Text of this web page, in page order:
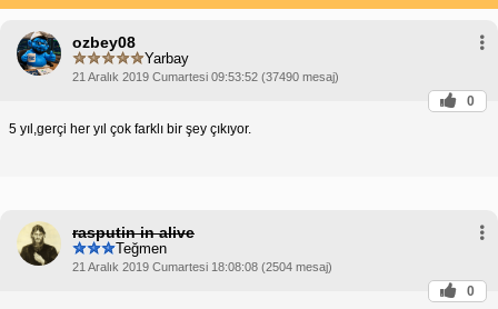
ozbey08
Yarbay
21 Aralık 2019 Cumartesi 09:53:52 (37490 mesaj)
0
5 yıl,gerçi her yıl çok farklı bir şey çıkıyor.
rasputin in alive
Teğmen
21 Aralık 2019 Cumartesi 18:08:08 (2504 mesaj)
0